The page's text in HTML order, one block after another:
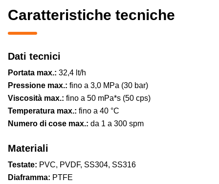
Caratteristiche tecniche
Dati tecnici
Portata max.: 32,4 lt/h
Pressione max.: fino a 3,0 MPa (30 bar)
Viscosità max.: fino a 50 mPa*s (50 cps)
Temperatura max.: fino a 40 °C
Numero di cose max.: da 1 a 300 spm
Materiali
Testate: PVC, PVDF, SS304, SS316
Diaframma: PTFE